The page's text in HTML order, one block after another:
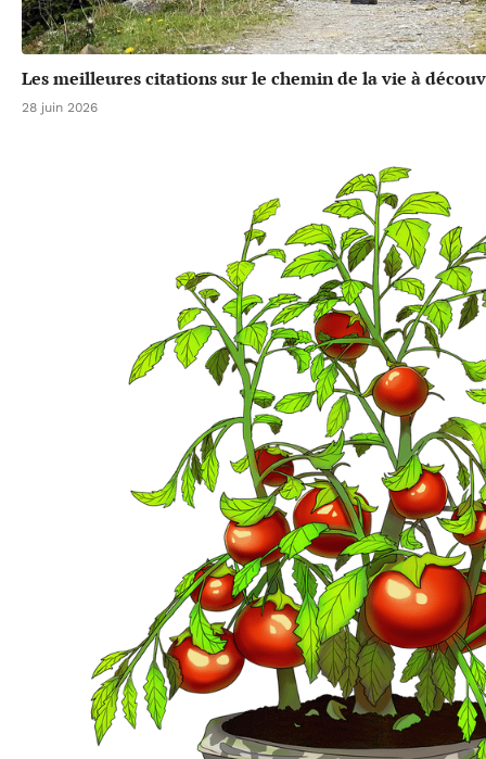
Les meilleures citations sur le chemin de la vie à
28 juin 2026